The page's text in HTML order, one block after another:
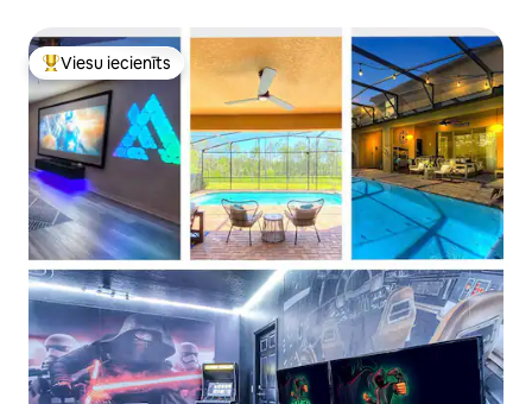
Populārs viesu iecienīts mājoklis
Viesu iecienīts